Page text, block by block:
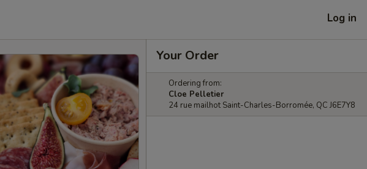
Log in
Your Order
Ordering from:
Cloe Pelletier
24 rue mailhot Saint-Charles-Borromée, QC J6E7Y8